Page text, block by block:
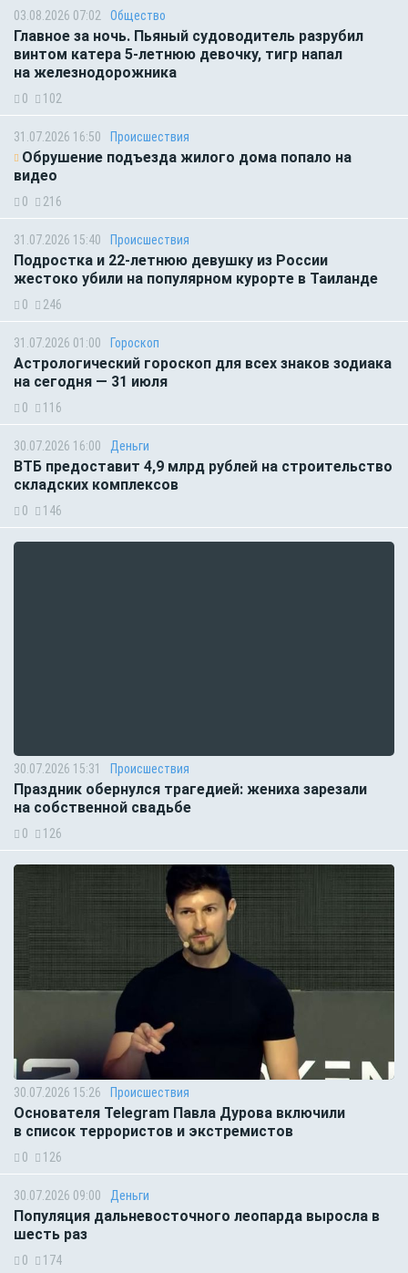
03.08.2026 07:02 Общество
Главное за ночь. Пьяный судоводитель разрубил
винтом катера 5-летнюю девочку, тигр напал
на железнодорожника
0 102
31.07.2026 16:50 Происшествия
Обрушение подъезда жилого дома попало на
видео
0 216
31.07.2026 15:40 Происшествия
Подростка и 22-летнюю девушку из России
жестоко убили на популярном курорте в Таиланде
0 246
31.07.2026 01:00 Гороскоп
Астрологический гороскоп для всех знаков зодиака
на сегодня — 31 июля
0 116
30.07.2026 16:00 Деньги
ВТБ предоставит 4,9 млрд рублей на строительство
складских комплексов
0 146
30.07.2026 15:31 Происшествия
Праздник обернулся трагедией: жениха зарезали
на собственной свадьбе
0 126
30.07.2026 15:26 Происшествия
Основателя Telegram Павла Дурова включили
в список террористов и экстремистов
0 126
30.07.2026 09:00 Деньги
Популяция дальневосточного леопарда выросла в
шесть раз
0 174